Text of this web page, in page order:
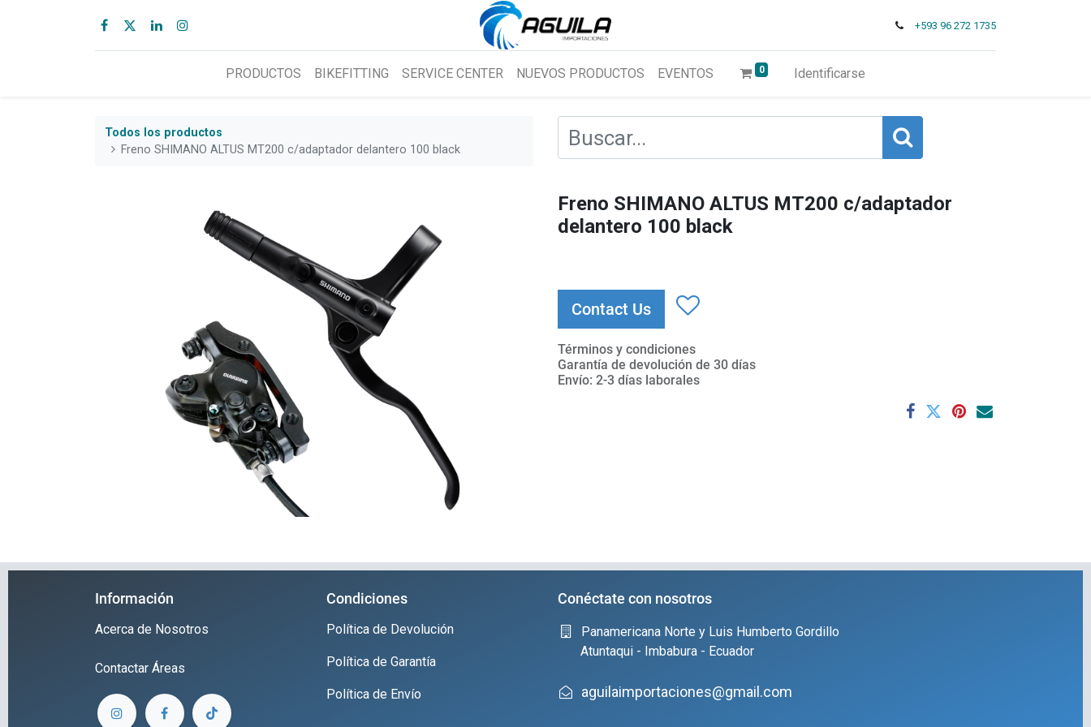
+593 96 272 1735
PRODUCTOS BIKEFITTING SERVICE CENTER NUEVOS PRODUCTOS EVENTOS 0 Identificarse
Todos los productos
Freno SHIMANO ALTUS MT200 c/adaptador delantero 100 black
Freno SHIMANO ALTUS MT200 c/adaptador
delantero 100 black
Contact Us
Términos y condiciones
Garantía de devolución de 30 días
Envío: 2-3 días laborales
Información
Acerca de Nosotros
Contactar Áreas
Condiciones
Política de Devolución
Política de Garantía
Política de Envío
Conéctate con nosotros
Panamericana Norte y Luis Humberto Gordillo
Atuntaqui - Imbabura - Ecuador
aguilaimportaciones@gmail.com